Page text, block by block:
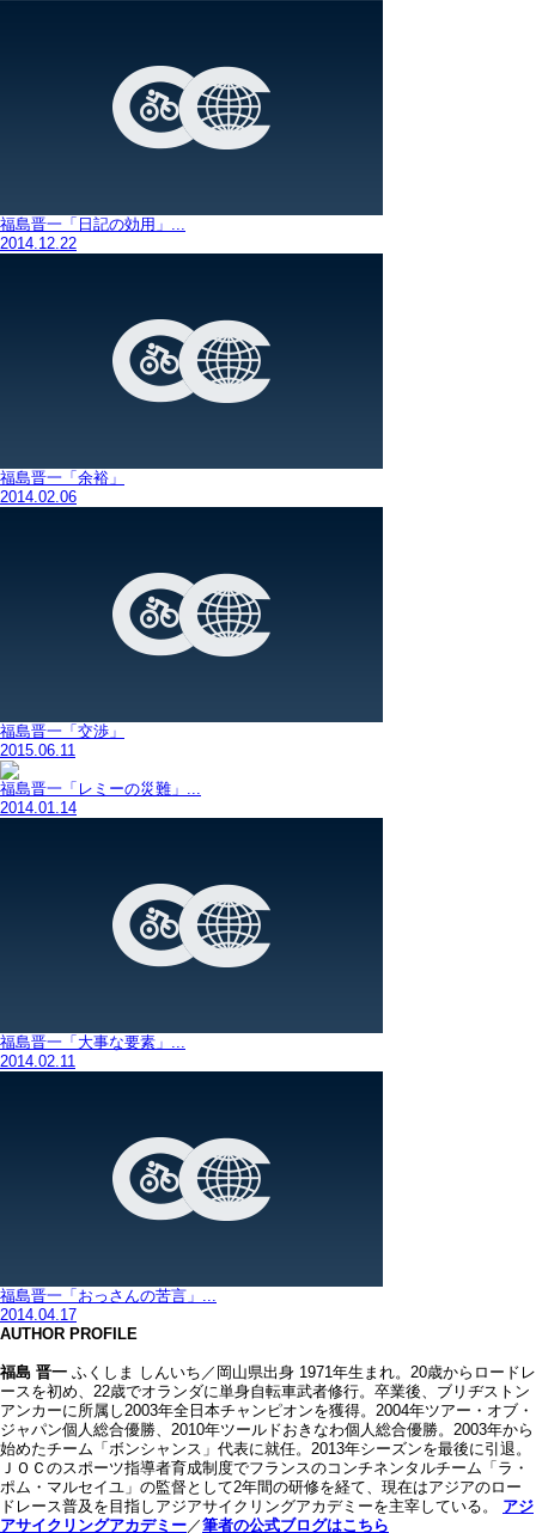
福島晋一「日記の効用」...
2014.12.22
福島晋一「余裕」
2014.02.06
福島晋一「交渉」
2015.06.11
福島晋一「レミーの災難」...
2014.01.14
福島晋一「大事な要素」...
2014.02.11
福島晋一「おっさんの苦言」...
2014.04.17
AUTHOR PROFILE
福島 晋一 ふくしま しんいち／岡山県出身 1971年生まれ。20歳からロードレ
ースを初め、22歳でオランダに単身自転車武者修行。卒業後、ブリヂストン
アンカーに所属し2003年全日本チャンピオンを獲得。2004年ツアー・オブ・
ジャパン個人総合優勝、2010年ツールドおきなわ個人総合優勝。2003年から
始めたチーム「ボンシャンス」代表に就任。2013年シーズンを最後に引退。
ＪＯＣのスポーツ指導者育成制度でフランスのコンチネンタルチーム「ラ・
ポム・マルセイユ」の監督として2年間の研修を経て、現在はアジアのロー
ドレース普及を目指しアジアサイクリングアカデミーを主宰している。 アジ
アサイクリングアカデミー／筆者の公式ブログはこちら